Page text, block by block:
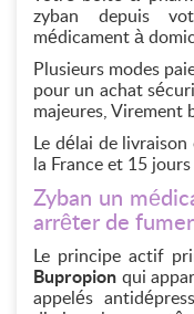
zyban depuis
médicament à
Plusieurs modes
pour un achat
majeures, Virement
Le délai de
la France et 15
Zyban un
arrêter de fumer
Le principe actif
Bupropion qui
appelés